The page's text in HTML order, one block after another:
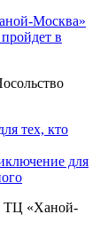
в
для
ТЦ «Ханой-